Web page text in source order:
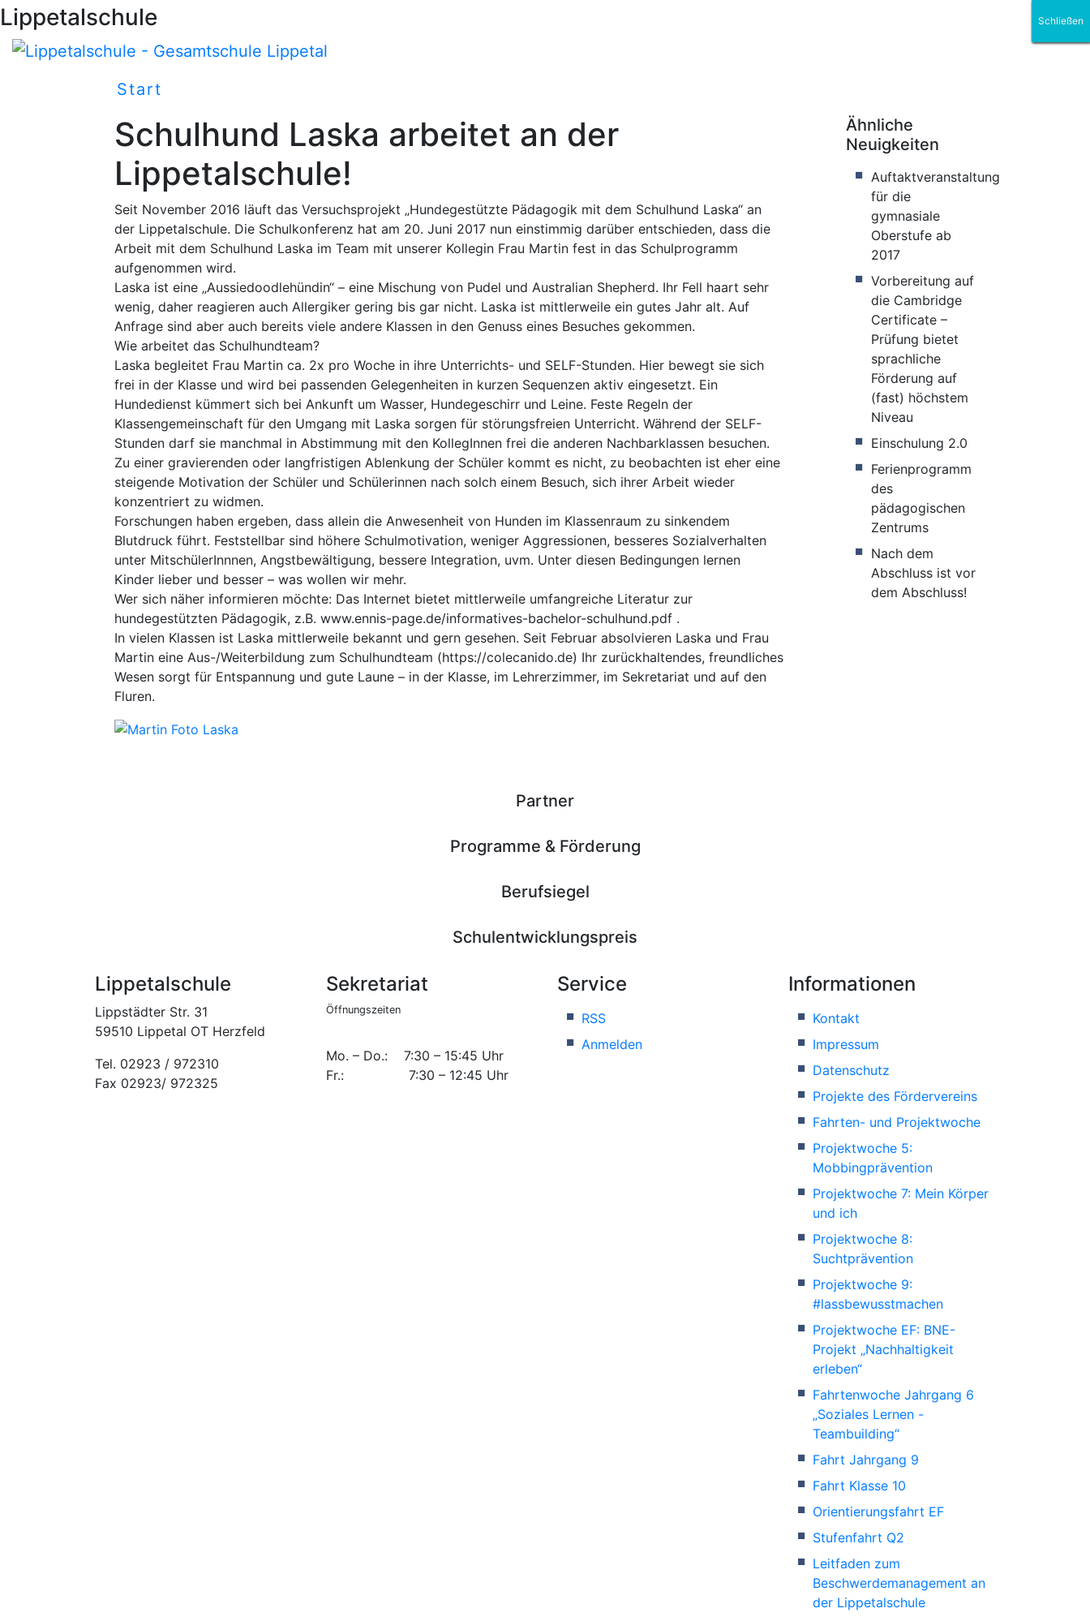
Lippetalschule
Start
Schulhund Laska arbeitet an der
Lippetalschule!
Seit November 2016 läuft das Versuchsprojekt „Hundegestützte Pädagogik mit dem Schulhund Laska“ an
der Lippetalschule. Die Schulkonferenz hat am 20. Juni 2017 nun einstimmig darüber entschieden, dass die
Arbeit mit dem Schulhund Laska im Team mit unserer Kollegin Frau Martin fest in das Schulprogramm
aufgenommen wird.
Laska ist eine „Aussiedoodlehündin“ – eine Mischung von Pudel und Australian Shepherd. Ihr Fell haart sehr
wenig, daher reagieren auch Allergiker gering bis gar nicht. Laska ist mittlerweile ein gutes Jahr alt. Auf
Anfrage sind aber auch bereits viele andere Klassen in den Genuss eines Besuches gekommen.
Wie arbeitet das Schulhundteam?
Laska begleitet Frau Martin ca. 2x pro Woche in ihre Unterrichts- und SELF-Stunden. Hier bewegt sie sich
frei in der Klasse und wird bei passenden Gelegenheiten in kurzen Sequenzen aktiv eingesetzt. Ein
Hundedienst kümmert sich bei Ankunft um Wasser, Hundegeschirr und Leine. Feste Regeln der
Klassengemeinschaft für den Umgang mit Laska sorgen für störungsfreien Unterricht. Während der SELF-
Stunden darf sie manchmal in Abstimmung mit den KollegInnen frei die anderen Nachbarklassen besuchen.
Zu einer gravierenden oder langfristigen Ablenkung der Schüler kommt es nicht, zu beobachten ist eher eine
steigende Motivation der Schüler und Schülerinnen nach solch einem Besuch, sich ihrer Arbeit wieder
konzentriert zu widmen.
Forschungen haben ergeben, dass allein die Anwesenheit von Hunden im Klassenraum zu sinkendem
Blutdruck führt. Feststellbar sind höhere Schulmotivation, weniger Aggressionen, besseres Sozialverhalten
unter MitschülerInnnen, Angstbewältigung, bessere Integration, uvm. Unter diesen Bedingungen lernen
Kinder lieber und besser – was wollen wir mehr.
Wer sich näher informieren möchte: Das Internet bietet mittlerweile umfangreiche Literatur zur
hundegestützten Pädagogik, z.B. www.ennis-page.de/informatives-bachelor-schulhund.pdf .
In vielen Klassen ist Laska mittlerweile bekannt und gern gesehen. Seit Februar absolvieren Laska und Frau
Martin eine Aus-/Weiterbildung zum Schulhundteam (https://colecanido.de) Ihr zurückhaltendes, freundliches
Wesen sorgt für Entspannung und gute Laune – in der Klasse, im Lehrerzimmer, im Sekretariat und auf den
Fluren.
Ähnliche
Neuigkeiten
Auftaktveranstaltung
für die
gymnasiale
Oberstufe ab
2017
Vorbereitung auf
die Cambridge
Certificate –
Prüfung bietet
sprachliche
Förderung auf
(fast) höchstem
Niveau
Einschulung 2.0
Ferienprogramm
des
pädagogischen
Zentrums
Nach dem
Abschluss ist vor
dem Abschluss!
Partner
Programme & Förderung
Berufsiegel
Schulentwicklungspreis
Lippetalschule
Lippstädter Str. 31
59510 Lippetal OT Herzfeld
Tel. 02923 / 972310
Fax 02923/ 972325
Sekretariat
Öffnungszeiten
Mo. – Do.: 7:30 – 15:45 Uhr
Fr.: 7:30 – 12:45 Uhr
Service
RSS
Anmelden
Informationen
Kontakt
Impressum
Datenschutz
Projekte des Fördervereins
Fahrten- und Projektwoche
Projektwoche 5:
Mobbingprävention
Projektwoche 7: Mein Körper
und ich
Projektwoche 8:
Suchtprävention
Projektwoche 9:
#lassbewusstmachen
Projektwoche EF: BNE-
Projekt „Nachhaltigkeit
erleben“
Fahrtenwoche Jahrgang 6
„Soziales Lernen -
Teambuilding“
Fahrt Jahrgang 9
Fahrt Klasse 10
Orientierungsfahrt EF
Stufenfahrt Q2
Leitfaden zum
Beschwerdemanagement an
der Lippetalschule
Schließen
Schließen
Schließen
Schließen
Schließen
Schließen